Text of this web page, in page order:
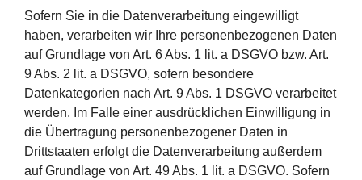
Sofern Sie in die Datenverarbeitung eingewilligt
haben, verarbeiten wir Ihre personenbezogenen Daten
auf Grundlage von Art. 6 Abs. 1 lit. a DSGVO bzw. Art.
9 Abs. 2 lit. a DSGVO, sofern besondere
Datenkategorien nach Art. 9 Abs. 1 DSGVO verarbeitet
werden. Im Falle einer ausdrücklichen Einwilligung in
die Übertragung personenbezogener Daten in
Drittstaaten erfolgt die Datenverarbeitung außerdem
auf Grundlage von Art. 49 Abs. 1 lit. a DSGVO. Sofern